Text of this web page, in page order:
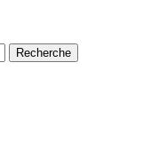
Recherche